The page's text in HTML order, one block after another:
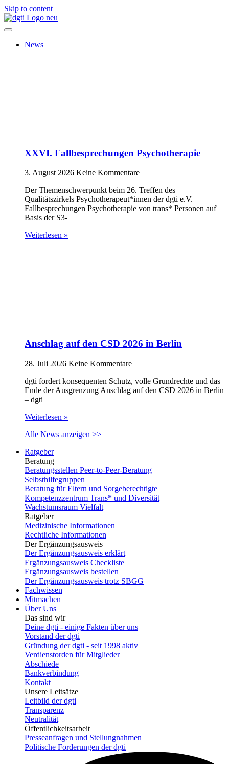
Skip to content
News
XXVI. Fallbesprechungen Psychotherapie
3. August 2026 Keine Kommentare
Der Themenschwerpunkt beim 26. Treffen des
Qualitätszirkels Psychotherapeut*innen der dgti e.V.
Fallbesprechungen Psychotherapie von trans* Personen auf
Basis der S3-
Weiterlesen »
Anschlag auf den CSD 2026 in Berlin
28. Juli 2026 Keine Kommentare
dgti fordert konsequenten Schutz, volle Grundrechte und das
Ende der Ausgrenzung Anschlag auf den CSD 2026 in Berlin
– dgti
Weiterlesen »
Alle News anzeigen >>
Ratgeber
Beratung
Beratungsstellen Peer-to-Peer-Beratung
Selbsthilfegruppen
Beratung für Eltern und Sorgeberechtigte
Kompetenzzentrum Trans* und Diversität
Wachstumsraum Vielfalt
Ratgeber
Medizinische Informationen
Rechtliche Informationen
Der Ergänzungsausweis
Der Ergänzungsausweis erklärt
Ergänzungsausweis Checkliste
Ergänzungsausweis bestellen
Der Ergänzungsausweis trotz SBGG
Fachwissen
Mitmachen
Über Uns
Das sind wir
Deine dgti - einige Fakten über uns
Vorstand der dgti
Gründung der dgti - seit 1998 aktiv
Verdienstorden für Mitglieder
Abschiede
Bankverbindung
Kontakt
Unsere Leitsätze
Leitbild der dgti
Transparenz
Neutralität
Öffentlichkeitsarbeit
Presseanfragen und Stellungnahmen
Politische Forderungen der dgti